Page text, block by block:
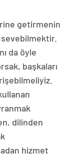
getirmenin
sevebilmektir.
da öyle
başkaları
dilinden
hizmet